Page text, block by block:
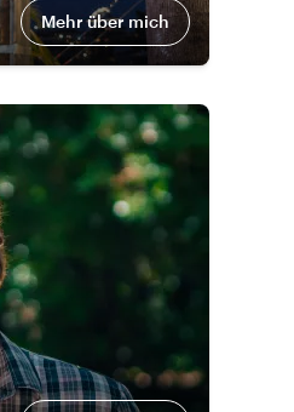
Mehr über mich